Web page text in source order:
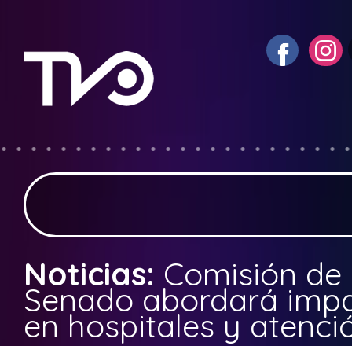
Noticias: Comisión
Senado abordará
en hospitales y